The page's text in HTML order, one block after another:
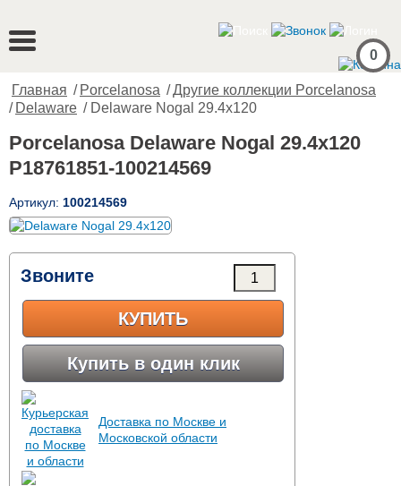
0
Главная / Porcelanosa /Другие коллекции Porcelanosa
/ Delaware / Delaware Nogal 29.4x120
Porcelanosa Delaware Nogal 29.4x120
P18761851-100214569
Артикул: 100214569
Звоните
КУПИТЬ
Купить в один клик
Доставка по Москве и
Московской области